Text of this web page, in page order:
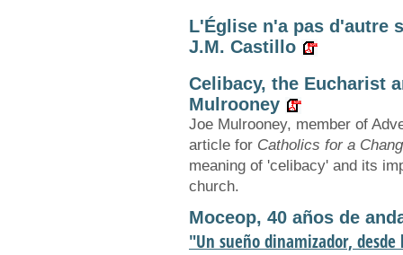
L'Église n'a pas d'autre
J.M. Castillo
Celibacy, the Eucharist
Mulrooney
Joe Mulrooney, member of
article for Catholics for a
meaning of 'celibacy' and its
church.
Moceop, 40 años de
"Un sueño dinamizador,